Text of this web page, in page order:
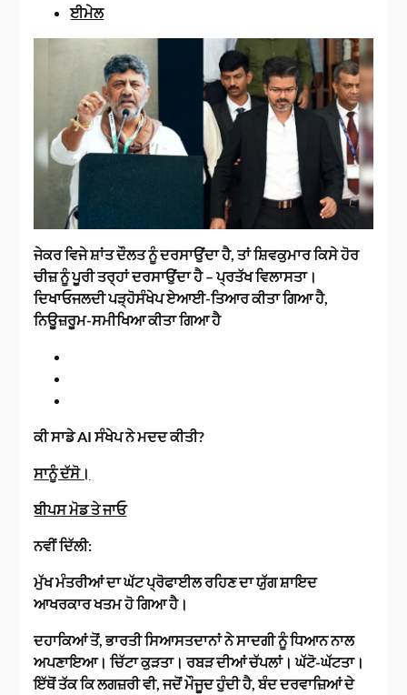
ਈਮੇਲ
ਜੇਕਰ ਵਿਜੇ ਸ਼ਾਂਤ ਦੌਲਤ ਨੂੰ ਦਰਸਾਉਂਦਾ ਹੈ, ਤਾਂ ਸ਼ਿਵਕੁਮਾਰ ਕਿਸੇ ਹੋਰ
ਚੀਜ਼ ਨੂੰ ਪੂਰੀ ਤਰ੍ਹਾਂ ਦਰਸਾਉਂਦਾ ਹੈ – ਪ੍ਰਤੱਖ ਵਿਲਾਸਤਾ।
ਦਿਖਾਓਜਲਦੀ ਪੜ੍ਹੋਸੰਖੇਪ ਏਆਈ-ਤਿਆਰ ਕੀਤਾ ਗਿਆ ਹੈ,
ਨਿਊਜ਼ਰੂਮ-ਸਮੀਖਿਆ ਕੀਤਾ ਗਿਆ ਹੈ
ਕੀ ਸਾਡੇ AI ਸੰਖੇਪ ਨੇ ਮਦਦ ਕੀਤੀ?
ਸਾਨੂੰ ਦੱਸੋ।
ਬੀਪਸ ਮੋਡ ਤੇ ਜਾਓ
ਨਵੀਂ ਦਿੱਲੀ:
ਮੁੱਖ ਮੰਤਰੀਆਂ ਦਾ ਘੱਟ ਪ੍ਰੋਫਾਈਲ ਰਹਿਣ ਦਾ ਯੁੱਗ ਸ਼ਾਇਦ
ਆਖਰਕਾਰ ਖਤਮ ਹੋ ਗਿਆ ਹੈ।
ਦਹਾਕਿਆਂ ਤੋਂ, ਭਾਰਤੀ ਸਿਆਸਤਦਾਨਾਂ ਨੇ ਸਾਦਗੀ ਨੂੰ ਧਿਆਨ ਨਾਲ
ਅਪਣਾਇਆ। ਚਿੱਟਾ ਕੁੜਤਾ। ਰਬੜ ਦੀਆਂ ਚੱਪਲਾਂ। ਘੱਟੋ-ਘੱਟਤਾ।
ਇੱਥੋਂ ਤੱਕ ਕਿ ਲਗਜ਼ਰੀ ਵੀ, ਜਦੋਂ ਮੌਜੂਦ ਹੁੰਦੀ ਹੈ, ਬੰਦ ਦਰਵਾਜ਼ਿਆਂ ਦੇ